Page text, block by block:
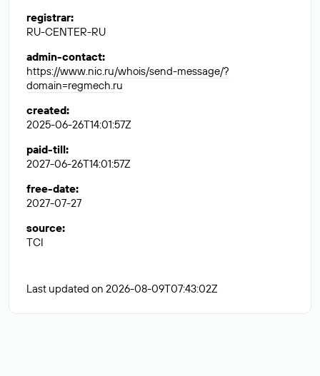
registrar:
RU-CENTER-RU
admin-contact:
https://www.nic.ru/whois/send-message/?
domain=regmech.ru
created:
2025-06-26T14:01:57Z
paid-till:
2027-06-26T14:01:57Z
free-date:
2027-07-27
source:
TCI
Last updated on 2026-08-09T07:43:02Z